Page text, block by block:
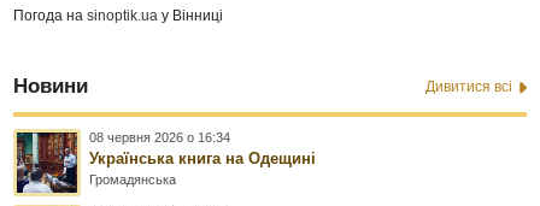
Погода наsinoptik.ua у Вінниці
Новини Дивитися всі
08 червня 2026 о 16:34
Українська книга на Одещині
Громадянська